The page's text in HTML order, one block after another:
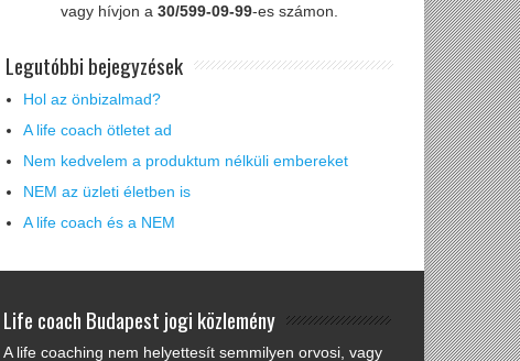
vagy hívjon a 30/599-09-99-es számon.
Legutóbbi bejegyzések
Hol az önbizalmad?
A life coach ötletet ad
Nem kedvelem a produktum nélküli embereket
NEM az üzleti életben is
A life coach és a NEM
Life coach Budapest jogi közlemény
A life coaching nem helyettesít semmilyen orvosi, vagy